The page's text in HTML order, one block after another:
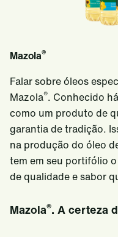
Mazola®
Falar sobre óleos
Mazola®. Conhecido
como um produto de
garantia de tradição.
na produção do óleo
tem em seu portifólio
de qualidade e sabor
Mazola®. A certeza